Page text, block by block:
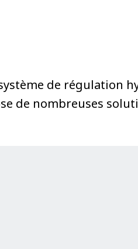
de régulation
de nombreuses